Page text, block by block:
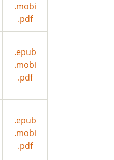
.mobi
.pdf
.epub
.mobi
.pdf
.epub
.mobi
.pdf